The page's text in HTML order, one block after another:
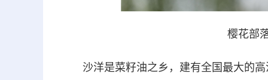
樱花部
沙洋是菜籽油之乡，建有全国最大的高